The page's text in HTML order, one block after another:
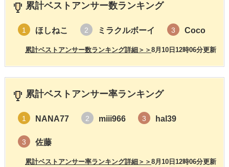
累計ベストアンサー数ランキング
1 ほしねこ 2 ミラクルボーイ 3 Coco
8月10日12時06分更新
累計ベストアンサー数ランキング詳細＞＞
累計ベストアンサー率ランキング
1 NANA77 2 miii966 3 hal39
3 佐藤
8月10日12時06分更新
累計ベストアンサー率ランキング詳細＞＞